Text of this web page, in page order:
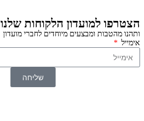
הצטרפו למועדון הלקוחות שלנו
ותהנו מהטבות ומבצעים מיוחדים לחברי מועדון
אימייל
שליחה